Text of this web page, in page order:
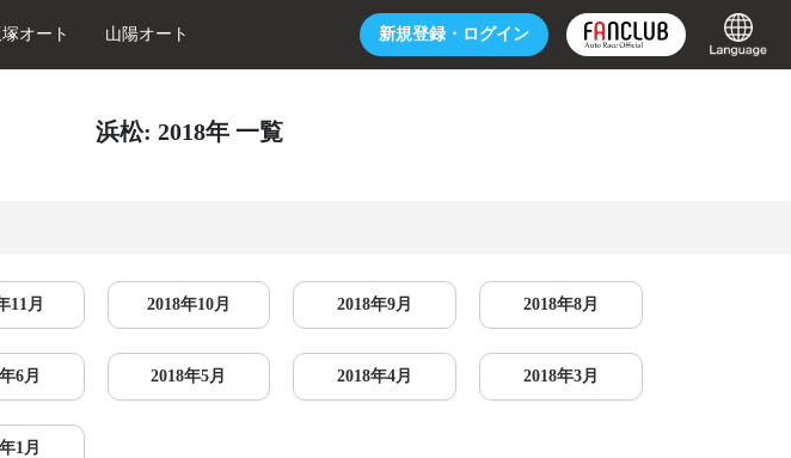
新規登録・ ログイン
オート 山陽オート
浜松: 2018年 一覧
11月 2018年10月 2018年9月 2018年8月
6月 2018年5月 2018年4月 2018年3月
1月